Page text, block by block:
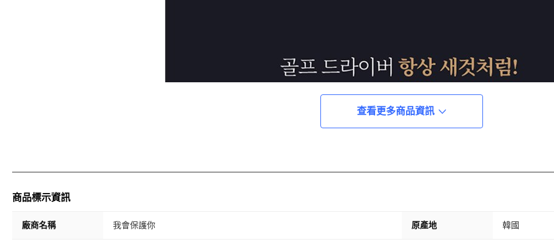
查看更多商品資訊
商品標示資訊
廠商名稱 我會保護你 原產地 韓國